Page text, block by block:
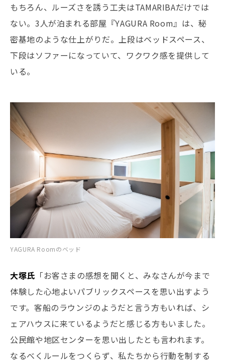
もちろん、ルーズさを誘う工夫はTAMARIBAだけでは
ない。3人が泊まれる部屋『YAGURA Room』は、秘
密基地のような仕上がりだ。上段はベッドスペース、
下段はソファーになっていて、ワクワク感を提供して
いる。
YAGURA Roomのベッド
大塚氏 「お客さまの感想を聞くと、みなさんが今まで
体験した心地よいパブリックスペースを思い出すよう
です。客船のラウンジのようだと言う方もいれば、シ
ェアハウスに来ているようだと感じる方もいました。
公民館や地区センターを思い出したとも言われます。
なるべくルールをつくらず、私たちから行動を制する